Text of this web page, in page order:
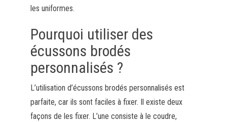
les uniformes.
Pourquoi utiliser des
écussons brodés
personnalisés ?
L’utilisation d’écussons brodés personnalisés est
parfaite, car ils sont faciles à fixer. Il existe deux
façons de les fixer. L’une consiste à le coudre,